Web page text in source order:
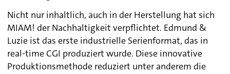
Nicht nur inhaltlich, auch in der Herstellung hat sich
MIAM! der Nachhaltigkeit verpflichtet. Edmund &
Luzie ist das erste industrielle Serienformat, das in
real-time CGI produziert wurde. Diese innovative
Produktionsmethode reduziert unter anderem die